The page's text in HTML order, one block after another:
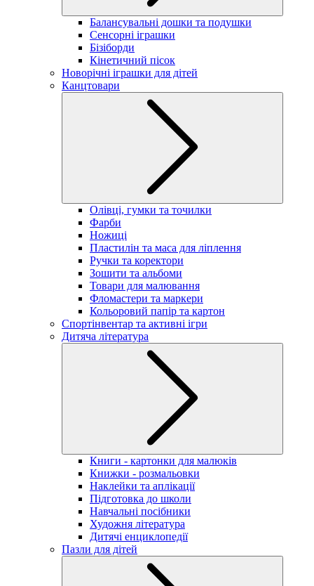
Балансувальні дошки та подушки
Сенсорні іграшки
Бізіборди
Кінетичний пісок
Новорічні іграшки для дітей
Канцтовари
Олівці, гумки та точилки
Фарби
Ножиці
Пластилін та маса для ліплення
Ручки та коректори
Зошити та альбоми
Товари для малювання
Фломастери та маркери
Кольоровий папір та картон
Спортінвентар та активні ігри
Дитяча література
Книги - картонки для малюків
Книжки - розмальовки
Наклейки та аплікації
Підготовка до школи
Навчальні посібники
Художня література
Дитячі енциклопедії
Пазли для дітей